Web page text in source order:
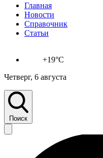
Главная
Новости
Справочник
Статьи
+19°C
Четверг, 6 августа
Поиск